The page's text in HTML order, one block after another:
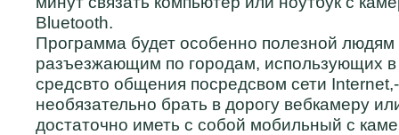
Bluetooth.
Программа будет особенно полезной людям
разъезжающим по городам, использующих в
средсвто общения посредсвом сети
необязательно брать в дорогу вебкамеру
достаточно иметь с собой мобильный с